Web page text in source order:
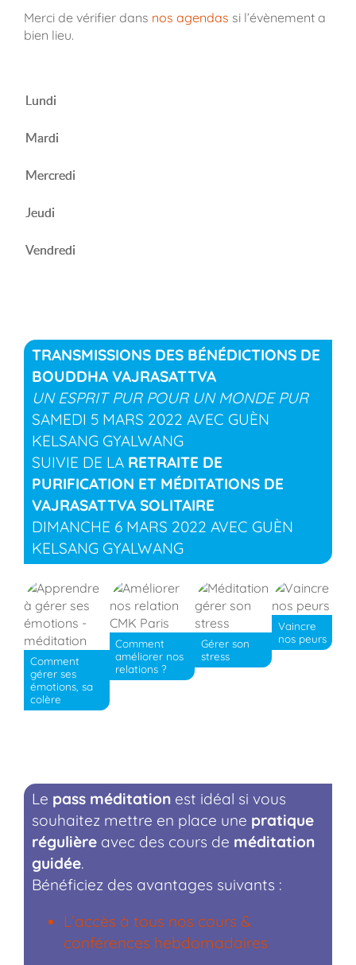
Merci de vérifier dans nos agendas si l’évènement a
bien lieu.
Lundi
Mardi
Mercredi
Jeudi
Vendredi
TRANSMISSIONS DES BÉNÉDICTIONS DE
BOUDDHA VAJRASATTVA
UN ESPRIT PUR POUR UN MONDE PUR
SAMEDI 5 MARS 2022 AVEC GUÈN
KELSANG GYALWANG
SUIVIE DE LA RETRAITE DE
PURIFICATION ET MÉDITATIONS DE
VAJRASATTVA SOLITAIRE
DIMANCHE 6 MARS 2022 AVEC GUÈN
KELSANG GYALWANG
Comment
gérer ses
émotions, sa
colère
Comment
améliorer nos
relations ?
Gérer son
stress
Vaincre
nos peurs
Le pass méditationest idéal si vous
souhaitez mettre en place une pratique
régulièreavec des cours de méditation
guidée.
Bénéficiez des avantages suivants :
L’accès à tous nos cours &
conférences hebdomadaires